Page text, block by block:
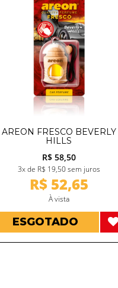
AREON FRESCO BEVERLY
HILLS
R$ 58,50
3x de R$ 19,50 sem juros
R$ 52,65
À vista
ESGOTADO